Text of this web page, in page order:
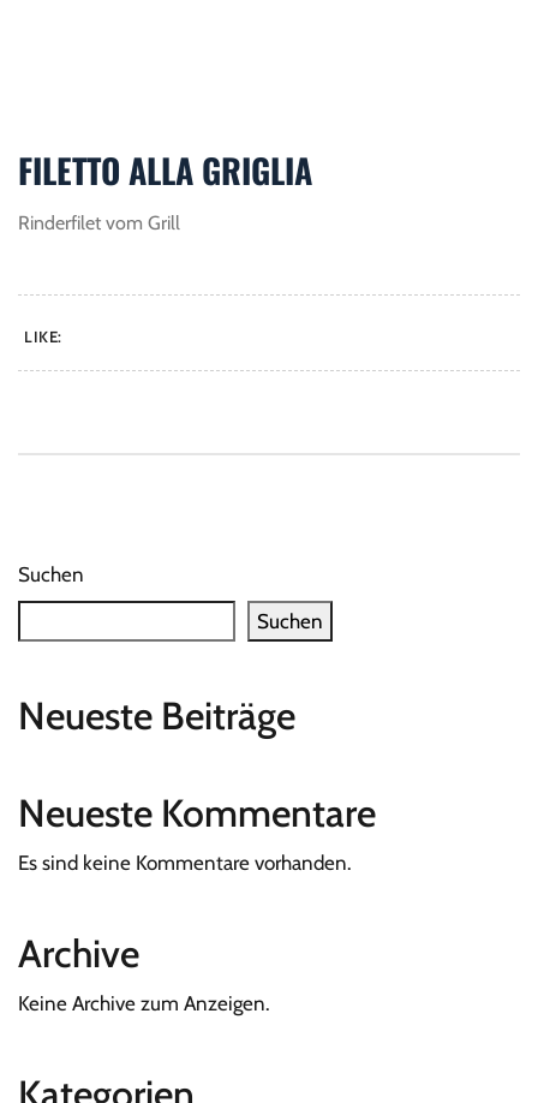
FILETTO ALLA GRIGLIA
Rinderfilet vom Grill
LIKE:
Suchen
Suchen
Neueste Beiträge
Neueste Kommentare
Es sind keine Kommentare vorhanden.
Archive
Keine Archive zum Anzeigen.